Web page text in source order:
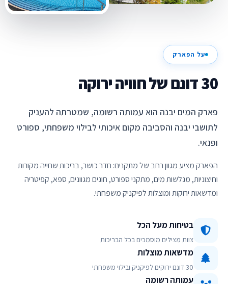
על הפארק
30 דונם של חוויה ירוקה
פארק המים יבנה הוא עמותה רשומה, שמטרתה להעניק
לתושבי יבנה והסביבה מקום איכותי לבילוי משפחתי, ספורט
ופנאי.
הפארק מציע מגוון רחב של מתקנים: חדר כושר, בריכות שחייה מקורות
וחיצוניות, מגלשות מים, מתקני ספורט, חוגים מגוונים, ספא, קפיטריה
ומדשאות ירוקות ומוצלות לפיקניק משפחתי.
בטיחות מעל הכל
צוות מצילים מוסמכים בכל הבריכות
מדשאות מוצלות
30 דונם ירוקים לפיקניק ובילוי משפחתי
עמותה רשומה